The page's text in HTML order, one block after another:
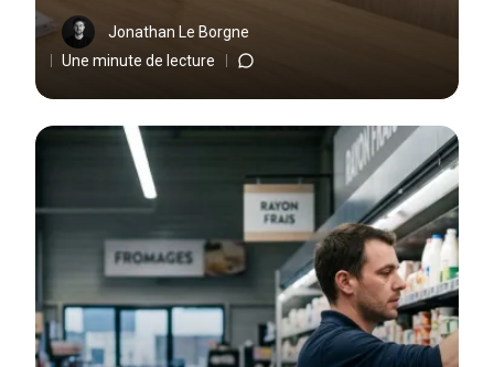
Jonathan Le Borgne
Une minute de lecture